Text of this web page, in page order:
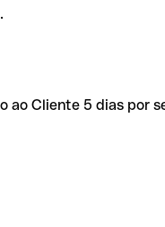
ao Cliente 5 dias por